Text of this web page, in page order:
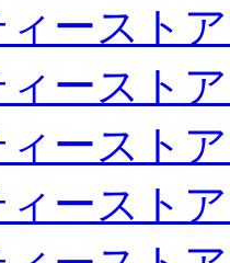
ースト
ースト
ースト
ースト